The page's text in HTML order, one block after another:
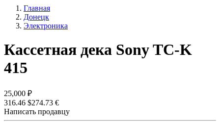
Главная
Донецк
Электроника
Кассетная дека Sony TC-K
415
25,000 ₽
316.46 $274.73 €
Написать продавцу